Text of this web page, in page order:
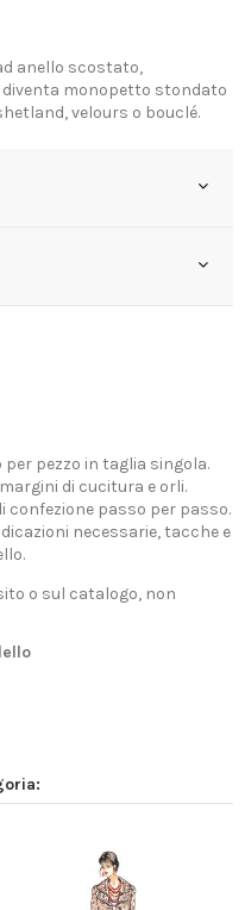
anello scostato,
monopetto stondato
velours o bouclé.
pezzo in taglia singola.
di cucitura e orli.
confezione passo per passo.
necessarie, tacche e
o sul catalogo, non